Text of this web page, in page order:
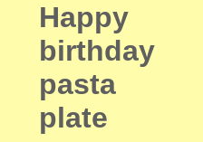
Happy
birthday
pasta
plate